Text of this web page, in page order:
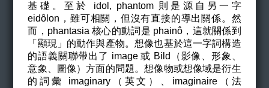
基礎。至於 idol, phantom 則是源自另一字
eidôlon，雖可相關，但沒有直接的導出關係。然
而，phantasia 核心的動詞是 phainô，這就關係到
「顯現」的動作與產物。想像也基於這一字詞構造
的語義關聯帶出了 image 或 Bild（影像、形象、
意象、圖像）方面的問題。想像物或想像域是衍生
的詞彙 imaginary（英文）、imaginaire（法